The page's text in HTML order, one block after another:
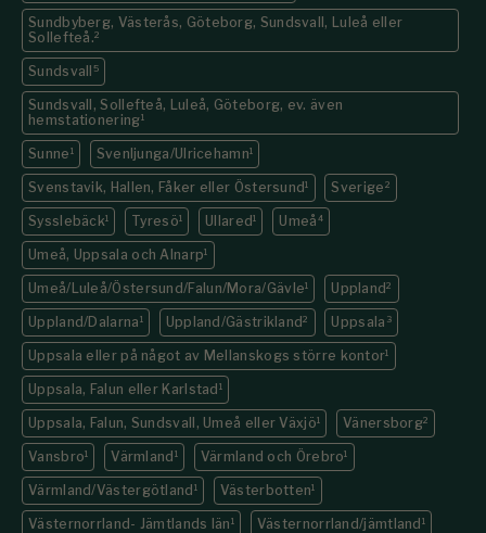
Sundbyberg, Västerås, Göteborg, Sundsvall, Luleå eller
Sollefteå.2
Sundsvall 5
Sundsvall, Sollefteå, Luleå, Göteborg, ev. även
hemstationering1
Sunne 1 Svenljunga/Ulricehamn1
Svenstavik, Hallen, Fåker eller Östersund1 Sverige 2
Sysslebäck1 Tyresö1 Ullared1 Umeå 4
Umeå, Uppsala och Alnarp1
Umeå/Luleå/Östersund/Falun/Mora/Gävle1 Uppland2
Uppland/Dalarna 1 Uppland/Gästrikland2 Uppsala 3
Uppsala eller på något av Mellanskogs större kontor1
Uppsala, Falun eller Karlstad 1
Uppsala, Falun, Sundsvall, Umeå eller Växjö1 Vänersborg2
Vansbro1 Värmland 1 Värmland och Örebro1
Värmland/Västergötland 1 Västerbotten1
Västernorrland- Jämtlands län 1 Västernorrland/jämtland 1